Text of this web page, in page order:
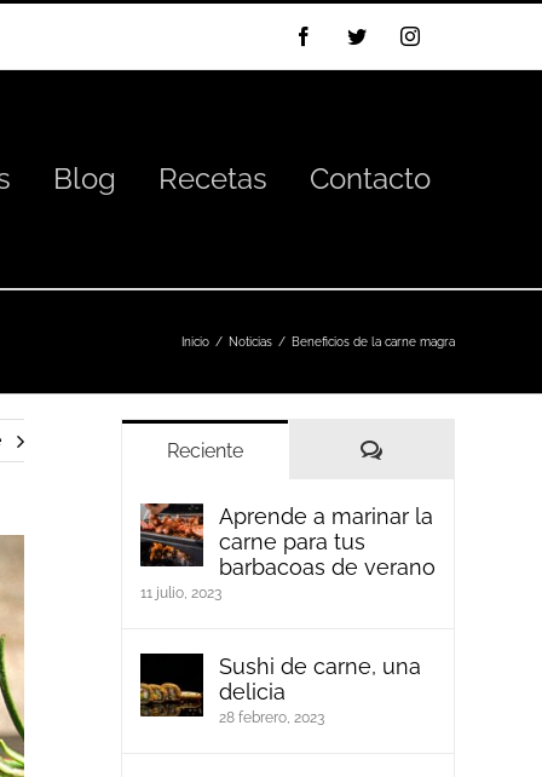
FacebookTwitterInstagram
Blog Recetas Contacto
Inicio Noticias Beneficios de la carne magra
Reciente Comentarios
Aprende a marinar la
carne para tus
barbacoas de verano
11 julio, 2023
Sushi de carne, una
delicia
28 febrero, 2023